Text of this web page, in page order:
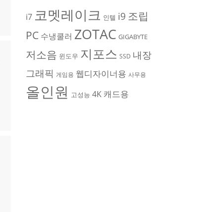
i7 코멧레이크 인텔 i9 조립
PC 수냉쿨러 ZOTAC GIGABYTE
저소음 윈도우 지포스 SSD 내장
그래픽 게임용 웹디자이너용 사무용
올인원 고성능 4K 캐드용